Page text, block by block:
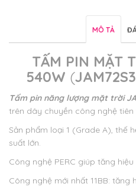
MÔ TẢ
TẤM PIN MẶT
540W (
Tấm pin năng lượng mặt trời
trên dây chuyền công nghệ tiên
Sản phẩm loại 1 (Grade A), thế
suất lớn.
Công nghệ PERC giúp tăng
Công nghệ mới nhất 11BB: tăng